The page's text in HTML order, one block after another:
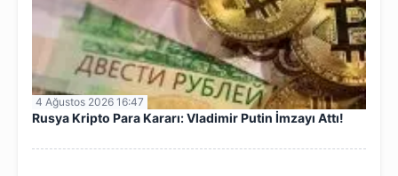
4 Ağustos 2026 16:47
Rusya Kripto Para Kararı: Vladimir Putin İmzayı Attı!